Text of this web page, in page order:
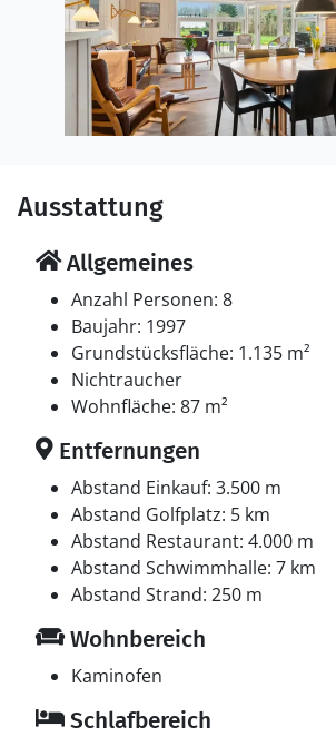
Ausstattung
Allgemeines
Anzahl Personen: 8
Baujahr: 1997
Grundstücksfläche: 1.135 m²
Nichtraucher
Wohnfläche: 87 m²
Entfernungen
Abstand Einkauf: 3.500 m
Abstand Golfplatz: 5 km
Abstand Restaurant: 4.000 m
Abstand Schwimmhalle: 7 km
Abstand Strand: 250 m
Wohnbereich
Kaminofen
Schlafbereich